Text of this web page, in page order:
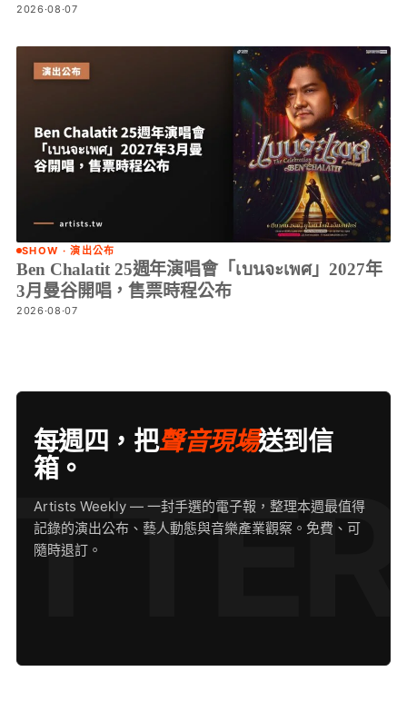
2026·08·07
SHOW · 演出公布
Ben Chalatit 25週年演唱會「เบนจะเพศ」2027年
3月曼谷開唱，售票時程公布
2026·08·07
每週四，把聲音現場送到信
箱。
Artists Weekly — 一封手選的電子報，整理本週最值得
記錄的演出公布、藝人動態與音樂產業觀察。免費、可
隨時退訂。